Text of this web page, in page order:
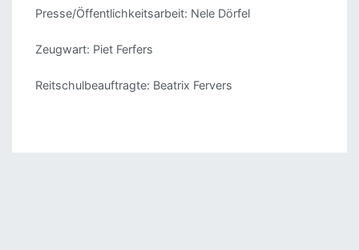
Presse/Öffentlichkeitsarbeit: Nele Dörfel
Zeugwart: Piet Ferfers
Reitschulbeauftragte: Beatrix Fervers